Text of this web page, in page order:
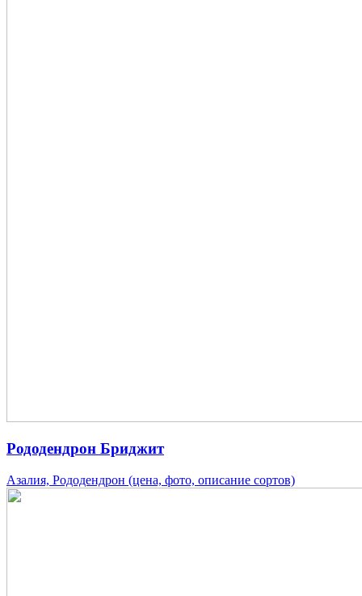
Рододендрон Бриджит
Азалия, Рододендрон (цена, фото, описание сортов)